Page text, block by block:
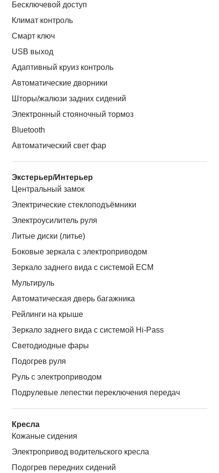
Бесключевой доступ
Климат контроль
Смарт ключ
USB выход
Адаптивный круиз контроль
Автоматические дворники
Шторы/жалюзи задних сидений
Электронный стояночный тормоз
Bluetooth
Автоматический свет фар
Экстерьер/Интерьер
Центральный замок
Электрические стеклоподъёмники
Электроусилитель руля
Литые диски (литье)
Боковые зеркала с электроприводом
Зеркало заднего вида с системой ЕСМ
Мультируль
Автоматическая дверь багажника
Рейлинги на крыше
Зеркало заднего вида с системой Hi-Pass
Светодиодные фары
Подогрев руля
Руль с электроприводом
Подрулевые лепестки переключения передач
Кресла
Кожаные сидения
Электропривод водительского кресла
Подогрев передних сидений